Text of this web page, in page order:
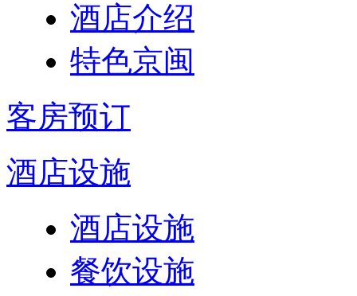
酒店介绍
特色京闽
客房预订
酒店设施
酒店设施
餐饮设施